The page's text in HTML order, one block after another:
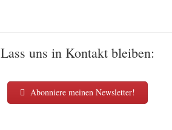
Lass uns in Kontakt bleiben:
Abonniere meinen Newsletter!